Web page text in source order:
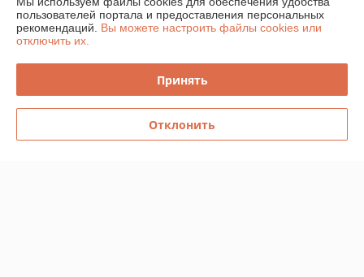
Полная версия сайта
Сайт создан на платформе Deal.by
пользователей портала и предоставления персональных
рекомендаций. Вы можете настроить файлы cookies или
отключить их.
Принять
Отклонить